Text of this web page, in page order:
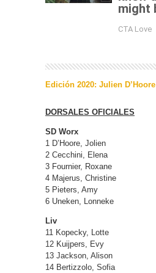
Edición 2020: Julien D’Hoore
DORSALES OFICIALES
SD Worx
1 D’Hoore, Jolien
2 Cecchini, Elena
3 Fournier, Roxane
4 Majerus, Christine
5 Pieters, Amy
6 Uneken, Lonneke
Liv
11 Kopecky, Lotte
12 Kuijpers, Evy
13 Jackson, Alison
14 Bertizzolo, Sofia